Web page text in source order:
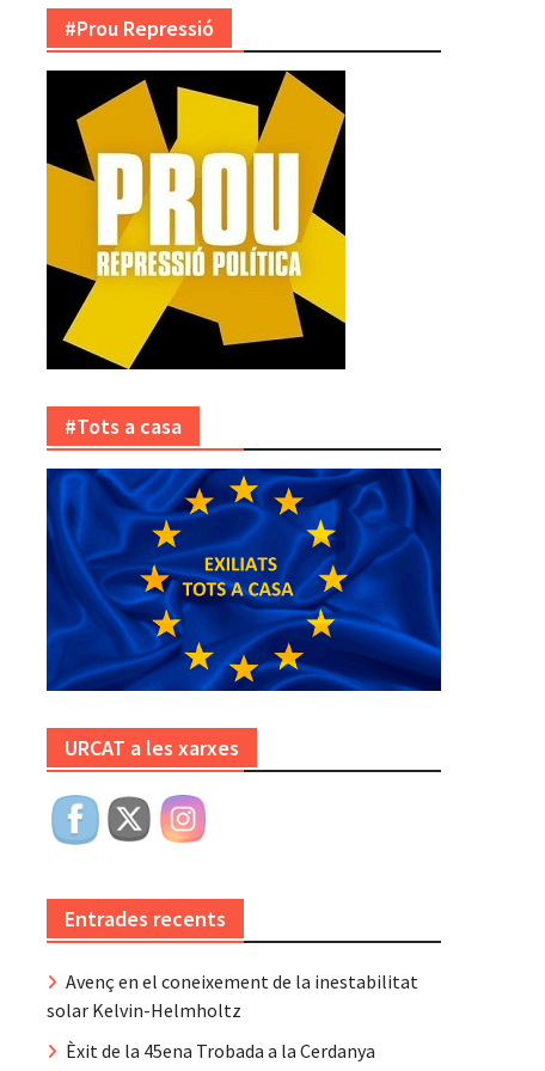
#Prou Repressió
#Tots a casa
URCAT a les xarxes
Entrades recents
Avenç en el coneixement de la inestabilitat
solar Kelvin-Helmholtz
Èxit de la 45ena Trobada a la Cerdanya